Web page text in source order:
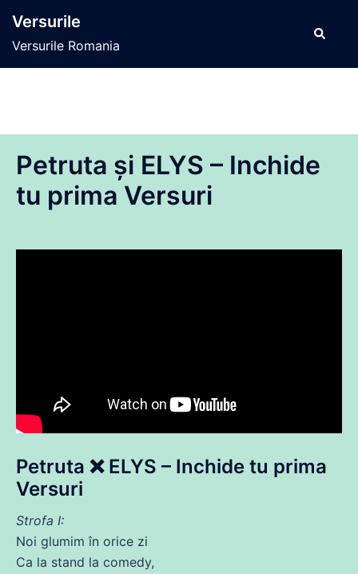
conținut
Versurile
Versurile Romania
Caută
Petruta și ELYS – Inchide
tu prima Versuri
Petruta ❌ ELYS – Inchide tu prima
Versuri
Strofa I:
Noi glumim în orice zi
Ca la stand la comedy,